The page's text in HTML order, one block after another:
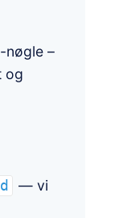
nøgle –
og
— vi